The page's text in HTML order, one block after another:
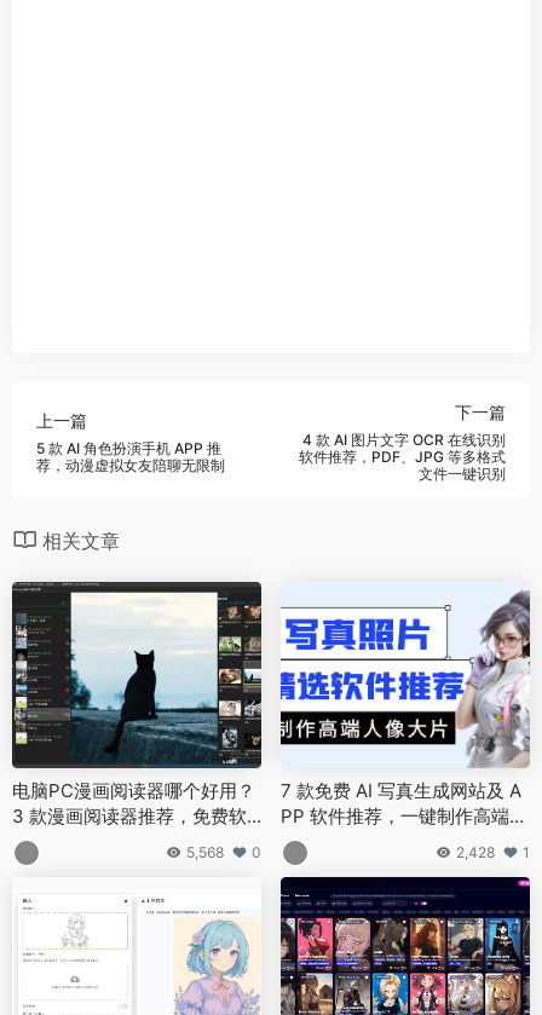
上一篇
5 款 AI 角色扮演手机 APP 推
荐，动漫虚拟女友陪聊无限制
下一篇
4 款 AI 图片文字 OCR 在线识别
软件推荐，PDF、JPG 等多格式
文件一键识别
相关文章
电脑PC漫画阅读器哪个好用？
3 款漫画阅读器推荐，免费软
件可下载
5,568 0
7 款免费 AI 写真生成网站及 A
PP 软件推荐，一键制作高端大
片引爆朋友圈
2,428 1